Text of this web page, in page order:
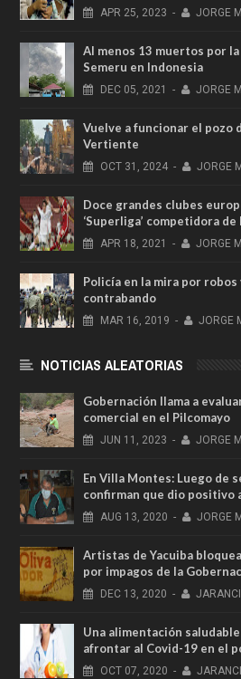
APR 25, 2023 - JORGE
Al menos 13 muertos por
Semeru en Indonesia
DEC 05, 2021 - JORGE
Vuelve a funcionar el pozo
Vertiente
OCT 31, 2024 - JORGE
Doce grandes clubes
‘Superliga’ competidora de
APR 18, 2021 - JORGE
Policía en la mira por
contrabando
MAR 16, 2019 - JORGE
NOTICIAS ALEATORIAS
Gobernación llama a
comercial en el Pilcomayo
JUN 11, 2023 - JORGE
En Villa Montes: Luego de
confirman que dio positivo
AUG 13, 2020 - JORGE
Artistas de Yacuiba
por impagos de la
DEC 13, 2020 -
Una alimentación
afrontar al Covid-19 en el
OCT 07, 2020 -